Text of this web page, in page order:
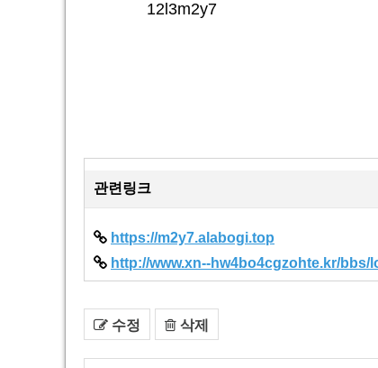
12l3m2y7
관련링크
https://m2y7.alabogi.top
http://www.xn--hw4bo4cgzohte.kr/
수정 삭제